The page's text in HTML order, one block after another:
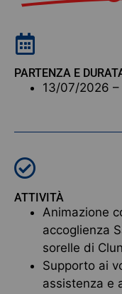
PARTENZA E
13/07/2026
ATTIVITÀ
Animazione
accoglienza
sorelle di
Supporto ai
assistenza e